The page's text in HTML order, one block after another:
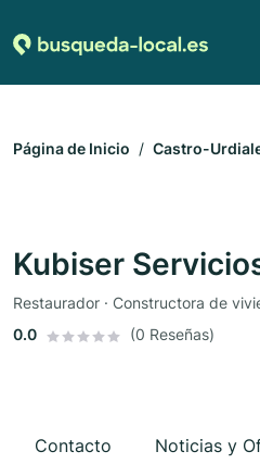
Página de Inicio Castro-
Kubiser
Restaurador · Constructora de
0.0
(0 Reseñas)
Contacto Noticias y